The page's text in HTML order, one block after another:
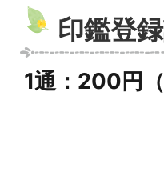
印鑑登
1通：200円